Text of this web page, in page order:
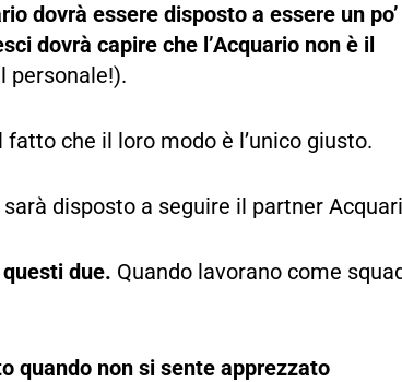
dovrà essere disposto a essere un
dovrà capire che l’Acquario non è il
personale!).
che il loro modo è l’unico giusto.
disposto a seguire il partner
due. Quando lavorano come
quando non si sente apprezzato